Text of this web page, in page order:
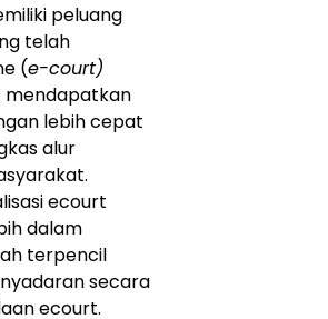
peluang
telah
(e-court)
mendapatkan
lebih cepat
alur
ecourt
dalam
terpencil
secara
ecourt.